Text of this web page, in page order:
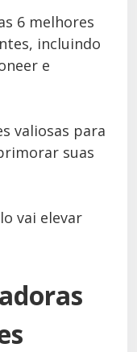
6 melhores
incluindo
e
valiosas para
suas
vai elevar